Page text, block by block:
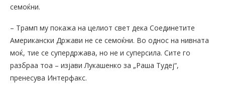
семоќни.
– Трамп му покажа на целиот свет дека Соединетите
Американски Држави не се семоќни. Во однос на нивната
моќ, тие се супердржава, но не и суперсила. Сите го
разбраа тоа – изјави Лукашенко за „Рашa Тудеј“,
пренесува Интерфакс.